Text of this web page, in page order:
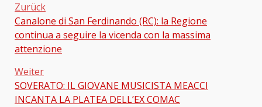
Beitragsnavigation
Zurück
Canalone di San Ferdinando (RC): la Regione
continua a seguire la vicenda con la massima
attenzione
Weiter
SOVERATO: IL GIOVANE MUSICISTA MEACCI
INCANTA LA PLATEA DELL’EX COMAC